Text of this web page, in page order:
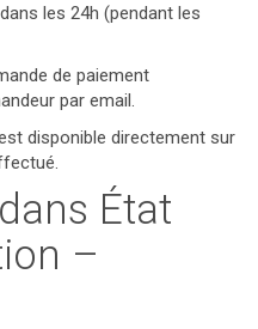
les 24h (pendant les
de paiement
par email.
disponible directement sur
État
–